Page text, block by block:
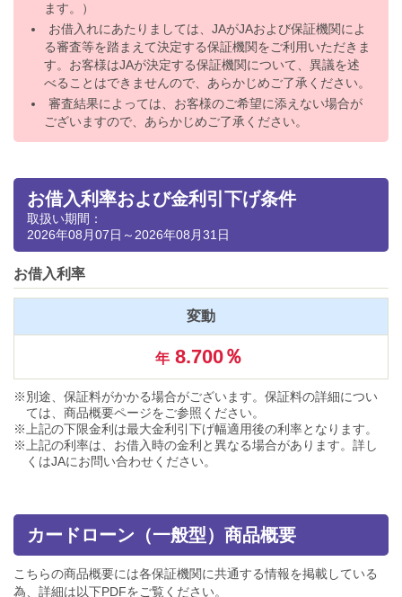
ます。）
お借入れにあたりましては、JAがJAおよび保証機関によ
る審査等を踏まえて決定する保証機関をご利用いただきま
す。お客様はJAが決定する保証機関について、異議を述
べることはできませんので、あらかじめご了承ください。
審査結果によっては、お客様のご希望に添えない場合が
ございますので、あらかじめご了承ください。
お借入利率および金利引下げ条件
取扱い期間：
2026年08月07日～2026年08月31日
お借入利率
変動
年8.700％
別途、保証料がかかる場合がございます。保証料の詳細につい
ては、商品概要ページをご参照ください。
上記の下限金利は最大金利引下げ幅適用後の利率となります。
上記の利率は、お借入時の金利と異なる場合があります。詳し
くはJAにお問い合わせください。
カードローン（一般型）商品概要
こちらの商品概要には各保証機関に共通する情報を掲載している
為、詳細は以下PDFをご覧ください。